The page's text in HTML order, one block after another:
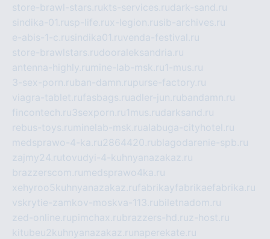
store-brawl-stars.rukts-services.rudark-sand.ru
sindika-01.rusp-life.rux-legion.rusib-archives.ru
e-abis-1-c.rusindika01.ruvenda-festival.ru
store-brawlstars.rudooraleksandria.ru
antenna-highly.ru mine-lab-msk.ru1-mus.ru
3-sex-porn.ruban-damn.rupurse-factory.ru
viagra-tablet.rufasbags.ruadler-jun.rubandamn.ru
fincontech.ru3sexporn.ru1mus.rudarksand.ru
rebus-toys.ru minelab-msk.rualabuga-cityhotel.ru
medsprawo-4-ka.ru2864420.rublagodarenie-spb.ru
zajmy24.rutovudyi-4-kuhnyanazakaz.ru
brazzerscom.ru medsprawo4ka.ru
xehyroo5kuhnyanazakaz.rufabrikayfabrikaefabrika.ru
vskrytie-zamkov-moskva-113.rubiletnadom.ru
zed-online.rupimchax.rubrazzers-hd.ruz-host.ru
kitubeu2kuhnyanazakaz.ru naperekate.ru